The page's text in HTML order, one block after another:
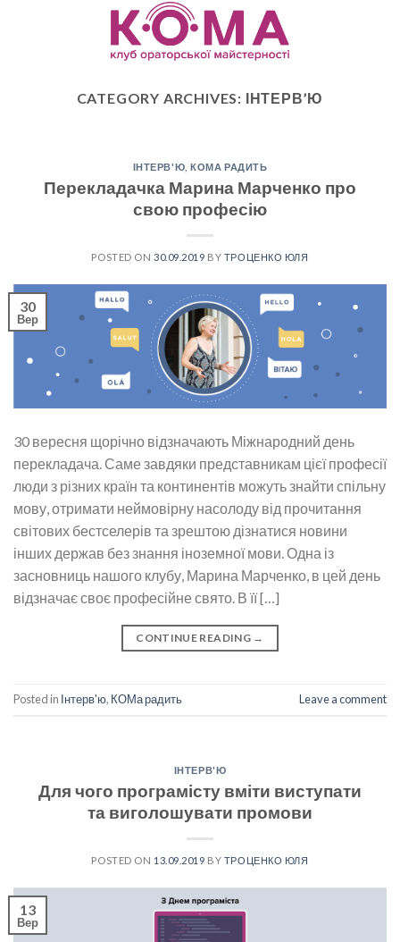
CATEGORY ARCHIVES: ІНТЕРВ’Ю
ІНТЕРВ'Ю ,КОМА РАДИТЬ
Перекладачка Марина Марченко про
свою професію
POSTED ON 30.09.2019 BY ТРОЦЕНКО ЮЛЯ
30
Вер
30 вересня щорічно відзначають Міжнародний день
перекладача. Саме завдяки представникам цієї професії
люди з різних країн та континентів можуть знайти спільну
мову, отримати неймовірну насолоду від прочитання
світових бестселерів та зрештою дізнатися новини
інших держав без знання іноземної мови. Одна із
засновниць нашого клубу, Марина Марченко, в цей день
відзначає своє професійне свято. В її […]
CONTINUE READING →
Posted in Інтерв'ю, КОМа радить Leave a comment
ІНТЕРВ'Ю
Для чого програмісту вміти виступати
та виголошувати промови
POSTED ON 13.09.2019 BY ТРОЦЕНКО ЮЛЯ
13
Вер